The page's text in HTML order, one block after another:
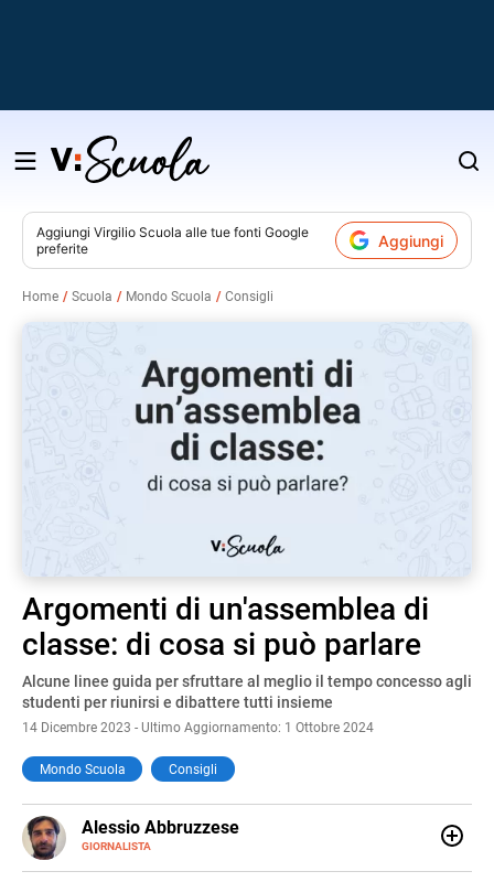
Salta
contenuto
Aggiungi Virgilio Scuola alle tue fonti Google
preferite
Aggiungi
Home Scuola Mondo Scuola Consigli
Argomenti di un'assemblea di
classe: di cosa si può parlare
Alcune linee guida per sfruttare al meglio il tempo concesso agli
studenti per riunirsi e dibattere tutti insieme
14 Dicembre 2023 - Ultimo Aggiornamento: 1 Ottobre 2024
Mondo Scuola Consigli
Alessio Abbruzzese
GIORNALISTA